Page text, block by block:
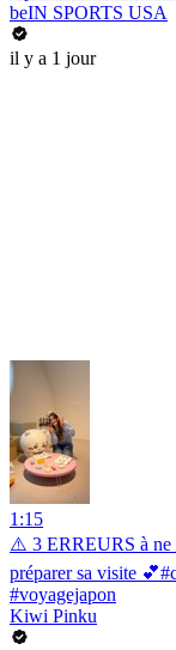
beIN SPORTS USA
il y a 1 jour
1:15
⚠️ 3 ERREURS à ne
préparer sa visite
#voyagejapon
Kiwi Pinku